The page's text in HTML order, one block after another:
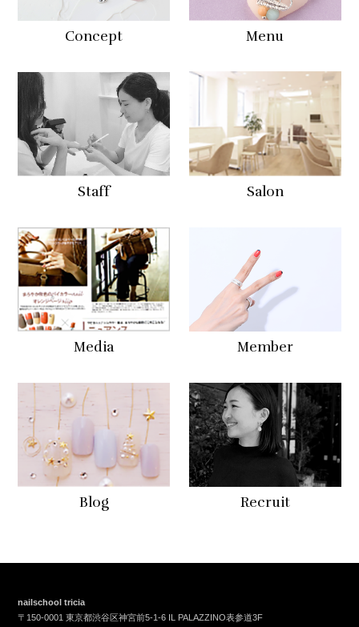
Concept Menu
Staff Salon
Media Member
Blog Recruit
nailschool tricia
〒150-0001 東京都渋谷区神宮前5-1-6 IL PALAZZINO表参道3F